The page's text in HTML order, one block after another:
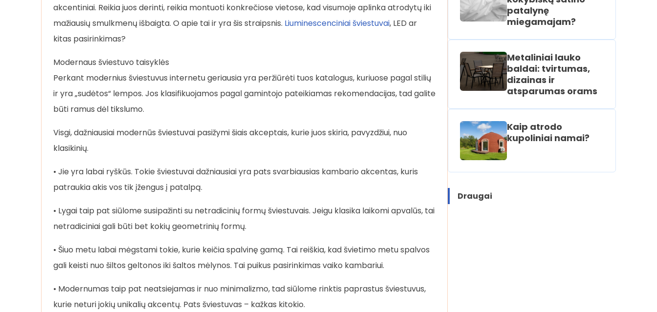
akcentiniai. Reikia juos derinti, reikia montuoti konkrečiose vietose, kad visumoje aplinka atrodytų iki
mažiausių smulkmenų išbaigta. O apie tai ir yra šis straipsnis. Liuminescenciniai šviestuvai, LED ar
kitas pasirinkimas?
Modernaus šviestuvo taisyklės
Perkant modernius šviestuvus internetu geriausia yra peržiūrėti tuos katalogus, kuriuose pagal stilių
ir yra „sudėtos“ lempos. Jos klasifikuojamos pagal gamintojo pateikiamas rekomendacijas, tad galite
būti ramus dėl tikslumo.
Visgi, dažniausiai modernūs šviestuvai pasižymi šiais akceptais, kurie juos skiria, pavyzdžiui, nuo
klasikinių.
• Jie yra labai ryškūs. Tokie šviestuvai dažniausiai yra pats svarbiausias kambario akcentas, kuris
patraukia akis vos tik įžengus į patalpą.
• Lygai taip pat siūlome susipažinti su netradicinių formų šviestuvais. Jeigu klasika laikomi apvalūs, tai
netradiciniai gali būti bet kokių geometrinių formų.
• Šiuo metu labai mėgstami tokie, kurie keičia spalvinę gamą. Tai reiškia, kad švietimo metu spalvos
gali keisti nuo šiltos geltonos iki šaltos mėlynos. Tai puikus pasirinkimas vaiko kambariui.
• Modernumas taip pat neatsiejamas ir nuo minimalizmo, tad siūlome rinktis paprastus šviestuvus,
kurie neturi jokių unikalių akcentų. Pats šviestuvas – kažkas kitokio.
patalynę
miegamajam?
Metaliniai lauko
baldai: tvirtumas,
dizainas ir
atsparumas orams
Kaip atrodo
kupoliniai namai?
Draugai